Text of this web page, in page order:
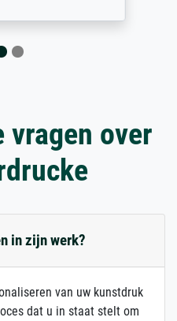
vragen over
in zijn werk?
van uw kunstdruk
dat u in staat stelt om